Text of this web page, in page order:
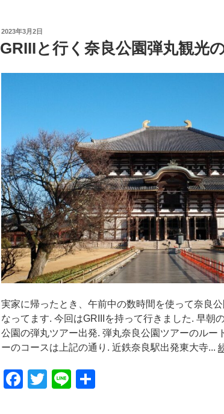
投
日:
2023年3月2日
GRIIIと行く奈良公園弾丸観光
実家に帰ったとき、午前中の数時間を使って奈良
なってます. 今回はGRIIIを持って行きました. 早朝
公園の弾丸ツアー出発. 弾丸奈良公園ツアーのルー
ーのコースは上記の通り. 近鉄奈良駅出発東大寺...
F
T
Li